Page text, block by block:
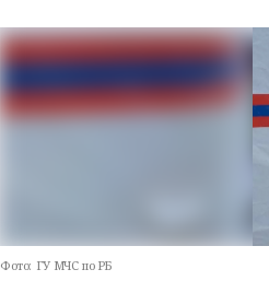
Фото: ГУ МЧС по РБ